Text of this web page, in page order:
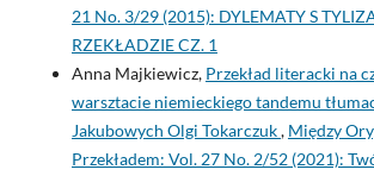
21 No. 3/29 (2015): DYLEMATY S
RZEKŁADZIE CZ. 1
Anna Majkiewicz, Przekład literacki na
warsztacie niemieckiego tandemu
Jakubowych Olgi Tokarczuk, Między
Przekładem: Vol. 27 No. 2/52 (2021):